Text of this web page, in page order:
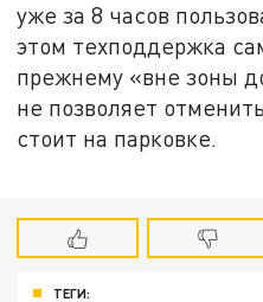
уже за 8 часов
этом техподдержка
прежнему «вне зоны
не позволяет
стоит на парковке.
ТЕГИ: